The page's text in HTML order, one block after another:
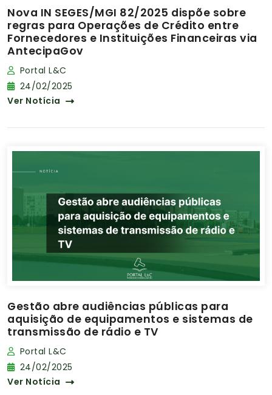
Nova IN SEGES/MGI 82/2025 dispõe sobre
regras para Operações de Crédito entre
Fornecedores e Instituições Financeiras via
AntecipaGov
Portal L&C
24/02/2025
Ver Notícia
Gestão abre audiências públicas para
aquisição de equipamentos e sistemas de
transmissão de rádio e TV
Portal L&C
24/02/2025
Ver Notícia